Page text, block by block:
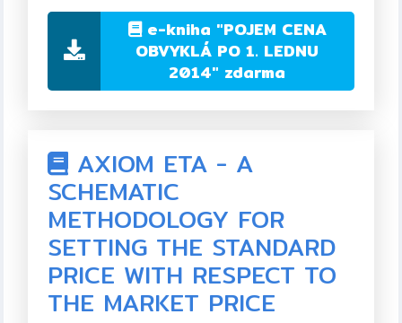
ustanovením i trestně-právní praxi,
především v souvislosti s ekonomickým
vyzněním judikátu Nejvyššího soudu č.j. 6 Tdo
545/2009. Součástí je i návod k praktické
aplikaci zpracované metodiky na vybrané
kategorie majetku, které jsou předmětem
Autor:Dr. Ing. Vítězslav Hálek, MBA, Ph.D.
ISBN:
Formát:PDF, 11 stran
Rok vydání:2015
e-kniha "POJEM CENA
OBVYKLÁ PO 1. LEDNU
2014" zdarma
AXIOM ETA - A
SCHEMATIC
METHODOLOGY FOR
SETTING THE STANDARD
PRICE WITH RESPECT TO
THE MARKET PRICE